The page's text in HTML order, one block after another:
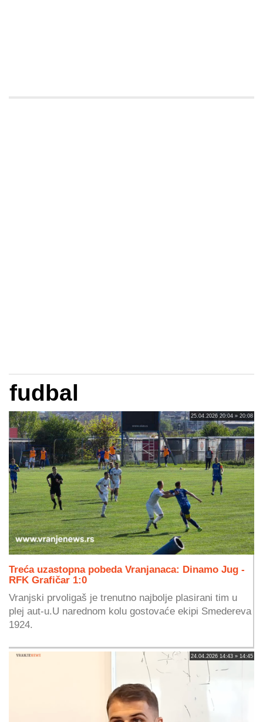
fudbal
25.04.2026 20:04 » 20:08
Treća uzastopna pobeda Vranjanaca: Dinamo Jug -
RFK Grafičar 1:0
Vranjski prvoligaš je trenutno najbolje plasirani tim u
plej aut-u.U narednom kolu gostovaće ekipi Smedereva
1924.
24.04.2026 14:43 » 14:45